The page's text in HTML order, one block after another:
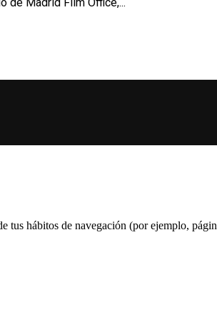
de Madrid Film Office,...
tus hábitos de navegación (por ejemplo,